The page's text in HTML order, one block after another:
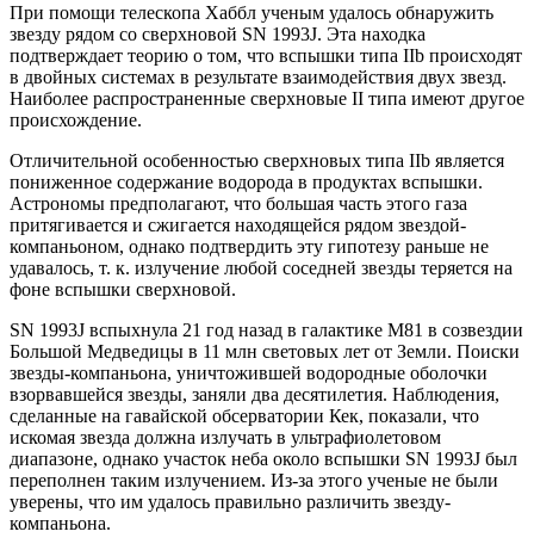
При помощи телескопа Хаббл ученым удалось обнаружить
звезду рядом со сверхновой SN 1993J. Эта находка
подтверждает теорию о том, что вспышки типа IIb происходят
в двойных системах в результате взаимодействия двух звезд.
Наиболее распространенные сверхновые II типа имеют другое
происхождение.
Отличительной особенностью сверхновых типа IIb является
пониженное содержание водорода в продуктах вспышки.
Астрономы предполагают, что большая часть этого газа
притягивается и сжигается находящейся рядом звездой-
компаньоном, однако подтвердить эту гипотезу раньше не
удавалось, т. к. излучение любой соседней звезды теряется на
фоне вспышки сверхновой.
SN 1993J вспыхнула 21 год назад в галактике M81 в созвездии
Большой Медведицы в 11 млн световых лет от Земли. Поиски
звезды-компаньона, уничтожившей водородные оболочки
взорвавшейся звезды, заняли два десятилетия. Наблюдения,
сделанные на гавайской обсерватории Кек, показали, что
искомая звезда должна излучать в ультрафиолетовом
диапазоне, однако участок неба около вспышки SN 1993J был
переполнен таким излучением. Из-за этого ученые не были
уверены, что им удалось правильно различить звезду-
компаньона.